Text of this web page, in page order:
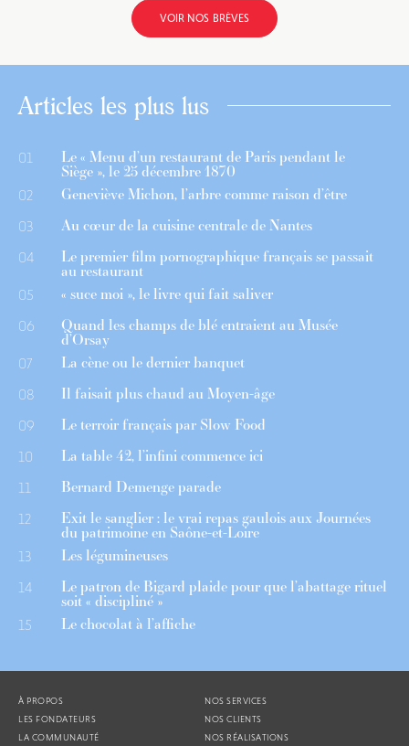
VOIR NOS BRÈVES
Articles les plus lus
01 Le « Menu d’un restaurant de Paris pendant le
Siège », le 25 décembre 1870
02 Geneviève Michon, l’arbre comme raison d’être
03 Au cœur de la cuisine centrale de Nantes
04 Le premier film pornographique français se passait
au restaurant
05 « suce moi », le livre qui fait saliver
06 Quand les champs de blé entraient au Musée
d’Orsay
07 La cène ou le dernier banquet
08 Il faisait plus chaud au Moyen-âge
09 Le terroir français par Slow Food
10 La table 42, l’infini commence ici
11 Bernard Demenge parade
12 Exit le sanglier : le vrai repas gaulois aux Journées
du patrimoine en Saône-et-Loire
13 Les légumineuses
14 Le patron de Bigard plaide pour que l’abattage rituel
soit « discipliné »
15 Le chocolat à l’affiche
À PROPOS
LES FONDATEURS
LA COMMUNAUTÉ
NOS SERVICES
NOS CLIENTS
NOS RÉALISATIONS